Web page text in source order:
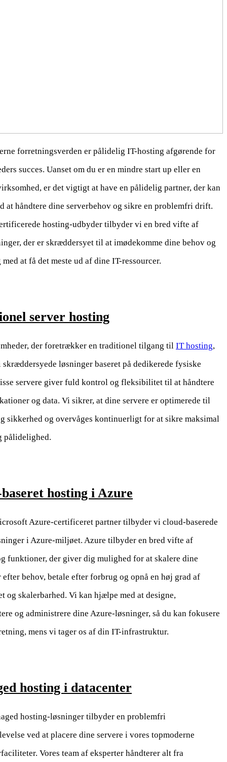
forretningsverden er pålidelig IT-hosting afgørende for
succes. Uanset om du er en mindre start up eller en
er det vigtigt at have en pålidelig partner, der kan
at håndtere dine serverbehov og sikre en problemfri drift.
hosting-udbyder tilbyder vi en bred vifte af
der er skræddersyet til at imødekomme dine behov og
at få det meste ud af dine IT-ressourcer.
server hosting
der foretrækker en traditionel tilgang til IT hosting,
løsninger baseret på dedikerede fysiske
servere giver fuld kontrol og fleksibilitet til at håndtere
og data. Vi sikrer, at dine servere er optimerede til
sikkerhed og overvåges kontinuerligt for at sikre maksimal
pålidelighed.
hosting i Azure
Azure-certificeret partner tilbyder vi cloud-baserede
i Azure-miljøet. Azure tilbyder en bred vifte af
funktioner, der giver dig mulighed for at skalere dine
efter behov, betale efter forbrug og opnå en høj grad af
og skalerbarhed. Vi kan hjælpe med at designe,
og administrere dine Azure-løsninger, så du kan fokusere
mens vi tager os af din IT-infrastruktur.
hosting i datacenter
hosting-løsninger tilbyder en problemfri
ved at placere dine servere i vores topmoderne
Vores team af eksperter håndterer alt fra